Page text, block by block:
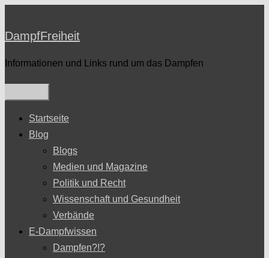
springen
DampfFreiheit
Informationen und Links rund um das Dampfen
Startseite
Blog
Blogs
Medien und Magazine
Politik und Recht
Wissenschaft und Gesundheit
Verbände
E-Dampfwissen
Dampfen?!?